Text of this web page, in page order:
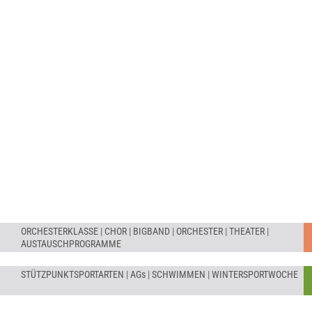
ORCHESTERKLASSE | CHOR | BIGBAND | ORCHESTER |THEATER |
AUSTAUSCHPROGRAMME
STÜTZPUNKTSPORTARTEN |AGs |SCHWIMMEN |WINTERSPORTWOCHE